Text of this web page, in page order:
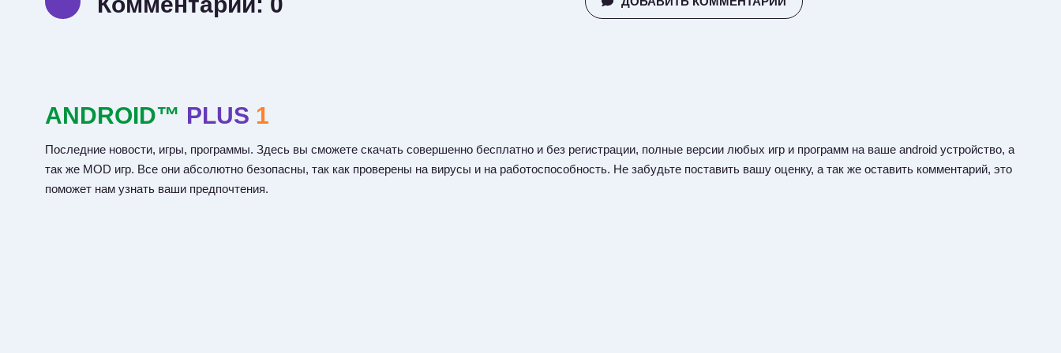
ANDROID™ PLUS 1
Последние новости, игры, программы. Здесь вы сможете скачать совершенно бесплатно и без регистрации, полные версии любых игр и программ на ваше android устройство, а
так же MOD игр. Все они абсолютно безопасны, так как проверены на вирусы и на работоспособность. Не забудьте поставить вашу оценку, а так же оставить комментарий, это
поможет нам узнать ваши предпочтения.